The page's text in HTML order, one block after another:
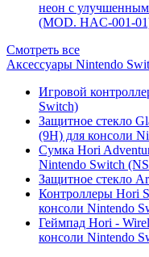
неон с
(MOD. HAC-001-
Смотреть все
Аксессуары Nintendo
Игровой
Switch)
Защитное стекло
(9H) для консоли
Сумка Hori
Nintendo Switch
Защитное стекло
Контроллеры Hori
консоли Nintendo
Геймпад Hori -
консоли Nintendo